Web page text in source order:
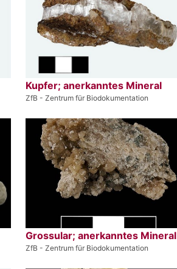
Kupfer; anerkanntes Mineral
ZfB - Zentrum für Biodokumentation
Grossular; anerkanntes Mineral
ZfB - Zentrum für Biodokumentation